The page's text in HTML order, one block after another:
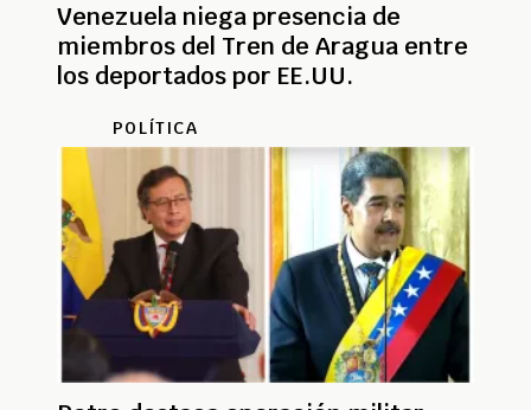
Venezuela niega presencia de
miembros del Tren de Aragua entre
los deportados por EE.UU.
POLÍTICA